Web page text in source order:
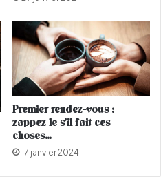
Premier rendez-vous :
zappez le s’il fait ces
choses…
17 janvier 2024